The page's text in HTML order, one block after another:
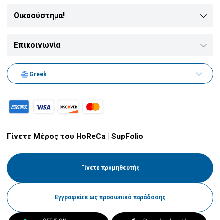
Οικοσύστημα!
Επικοινωνία
Greek
Γίνετε Μέρος του HoReCa | SupFolio
Γίνετε προμηθευτής
Εγγραφείτε ως προσωπικό παράδοσης
Αρτοσκευάσματα
Milkshakes
Κυνηγιού
Τυροκομικά
Τσίπουρο - Ρακί
Καλαμάκια